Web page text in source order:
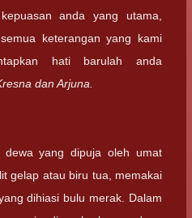
anda yang utama,
keterangan yang kami
hati barulah anda
dan Arjuna.
yang dipuja oleh umat
gelap atau biru tua, memakai
dihiasi bulu merak. Dalam